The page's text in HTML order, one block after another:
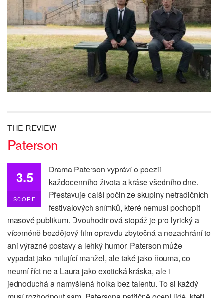
THE REVIEW
Paterson
3.5
SCORE
Drama Paterson vypráví o poezii
každodenního života a kráse všedního dne.
Přestavuje další počin ze skupiny netradičních
festivalových snímků, které nemusí pochopit
masové publikum. Dvouhodinová stopáž je pro lyrický a
víceméně bezdějový film opravdu zbytečná a nezachrání to
ani výrazné postavy a lehký humor. Paterson může
vypadat jako milující manžel, ale také jako ňouma, co
neumí říct ne a Laura jako exotická kráska, ale i
jednoduchá a namyšlená holka bez talentu. To si každý